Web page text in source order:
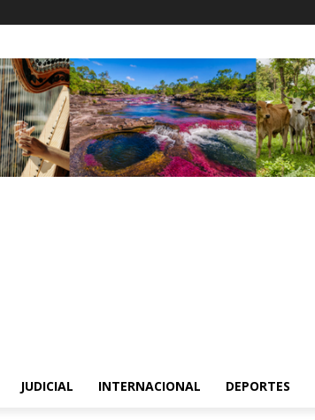
JUDICIAL INTERNACIONAL DEPORTES